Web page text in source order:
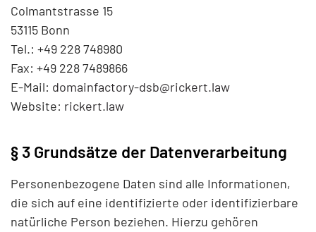
Colmantstrasse 15
53115 Bonn
Tel.: +49 228 748980
Fax: +49 228 7489866
E-Mail:
Website: rickert.law
§ 3 Grundsätze der Datenverarbeitung
Personenbezogene Daten sind alle Informationen,
die sich auf eine identifizierte oder identifizierbare
natürliche Person beziehen. Hierzu gehören